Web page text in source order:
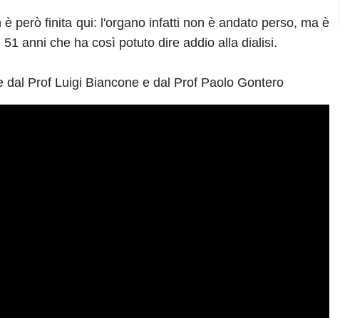
però finita qui: l'organo infatti non è andato perso, ma è
anni che ha così potuto dire addio alla dialisi.
Prof Luigi Biancone e dal Prof Paolo Gontero